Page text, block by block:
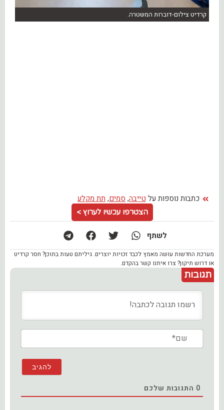
קרדיט צילום-דוברות המשטרה.
כתבות נוספות על טייבה, סמים, תת מקלע
הצטרפו עכשיו לערוץ >
לשתף
מערכת החדשות עושה מאמץ לכבד זכויות יוצרים. גיליתם טעות בתוכן? חסר קרדיט
או דרוש תיקון? צרו איתנו קשר בהקדם.
תגובות
0 התגובות שלכם